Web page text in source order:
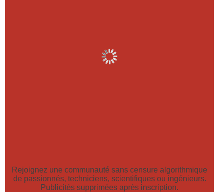
Rejoignez une communauté sans censure algorithmique
de passionnés, techniciens, scientifiques ou ingénieurs.
Publicités supprimées après inscription.